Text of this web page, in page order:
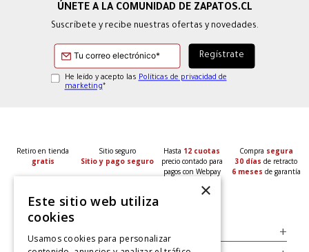
Suscríbete y recibe nuestras ofertas y novedades.
He leído y acepto las Políticas de privacidad de
marketing*
Retiro en tienda
gratis
Sitio seguro
Sitio y pago seguro
Hasta 12 cuotas
precio contado para
pagos con Webpay
Compra segura
30 días de retracto
6 meses de garantía
+
×
Este sitio web utiliza
cookies
Usamos cookies para personalizar